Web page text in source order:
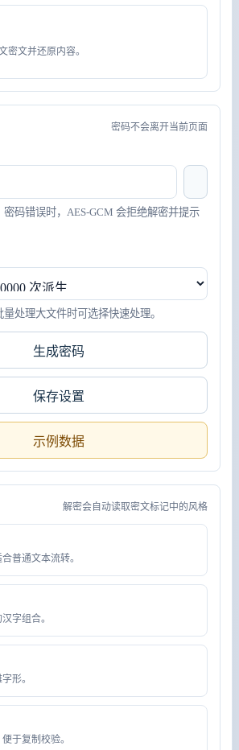
密文并还原内容。
密码不会离开当前页面
码错误时，AES-GCM 会拒绝解密并提示
处理大文件时可选择快速处理。
生成密码
保存设置
示例数据
解密会自动读取密文标记中的风格
普通文本流转。
字组合。
形。
于复制校验。